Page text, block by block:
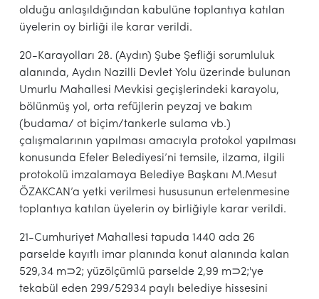
olduğu anlaşıldığından kabulüne toplantıya katılan
üyelerin oy birliği ile karar verildi.
20-Karayolları 28. (Aydın) Şube Şefliği sorumluluk
alanında, Aydın Nazilli Devlet Yolu üzerinde bulunan
Umurlu Mahallesi Mevkisi geçişlerindeki karayolu,
bölünmüş yol, orta refüjlerin peyzaj ve bakım
(budama/ ot biçim/tankerle sulama vb.)
çalışmalarının yapılması amacıyla protokol yapılması
konusunda Efeler Belediyesi’ni temsile, ilzama, ilgili
protokolü imzalamaya Belediye Başkanı M.Mesut
ÖZAKCAN’a yetki verilmesi hususunun ertelenmesine
toplantıya katılan üyelerin oy birliğiyle karar verildi.
21-Cumhuriyet Mahallesi tapuda 1440 ada 26
parselde kayıtlı imar planında konut alanında kalan
529,34 m⊃2; yüzölçümlü parselde 2,99 m⊃2;'ye
tekabül eden 299/52934 paylı belediye hissesini